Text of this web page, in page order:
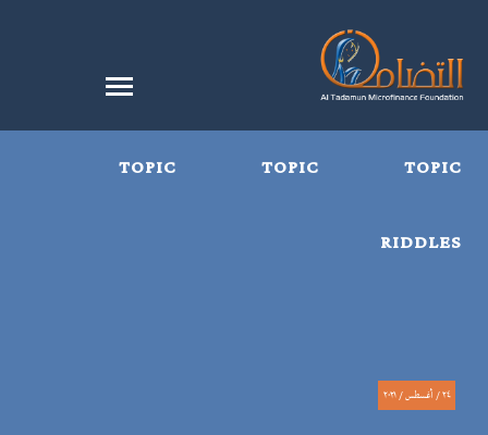
TOPIC
TOPIC
TOPIC
RIDDLES
٢٤ / أغسطس / ٢٠٢١